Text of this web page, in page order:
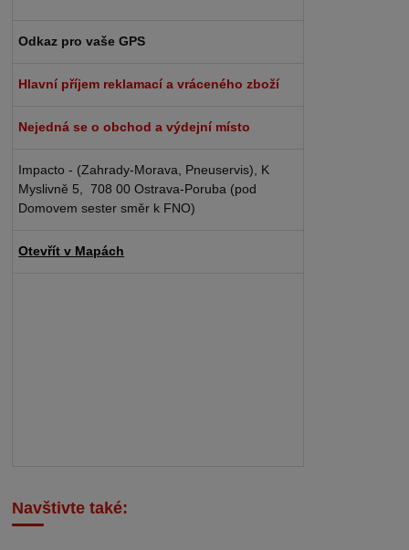
Odkaz pro vaše GPS
Hlavní příjem reklamací a vráceného zboží
Nejedná se o obchod a výdejní místo
Impacto - (Zahrady-Morava, Pneuservis), K
Myslivně 5, 708 00 Ostrava-Poruba (pod
Domovem sester směr k FNO)
Otevřít v Mapách
Navštivte také: